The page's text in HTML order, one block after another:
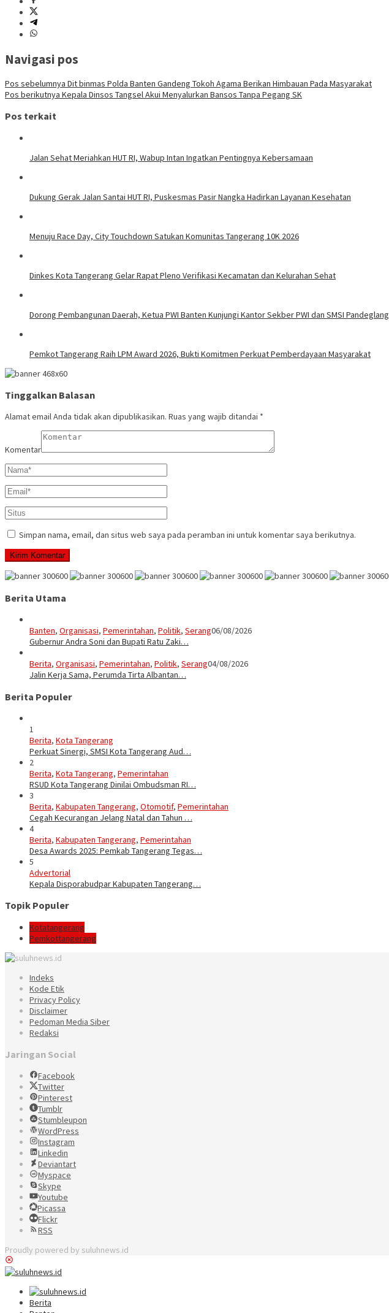
Navigasi pos
Pos sebelumnya Dit binmas Polda Banten Gandeng Tokoh Agama Berikan Himbauan Pada Masyarakat
Pos berikutnya Kepala Dinsos Tangsel Akui Menyalurkan Bansos Tanpa Pegang SK
Pos terkait
Jalan Sehat Meriahkan HUT RI, Wabup Intan Ingatkan Pentingnya Kebersamaan
Dukung Gerak Jalan Santai HUT RI, Puskesmas Pasir Nangka Hadirkan Layanan Kesehatan
Menuju Race Day, City Touchdown Satukan Komunitas Tangerang 10K 2026
Dinkes Kota Tangerang Gelar Rapat Pleno Verifikasi Kecamatan dan Kelurahan Sehat
Dorong Pembangunan Daerah, Ketua PWI Banten Kunjungi Kantor Sekber PWI dan SMSI Pandeglang
Pemkot Tangerang Raih LPM Award 2026, Bukti Komitmen Perkuat Pemberdayaan Masyarakat
Tinggalkan Balasan
Alamat email Anda tidak akan dipublikasikan. Ruas yang wajib ditandai *
Komentar
Simpan nama, email, dan situs web saya pada peramban ini untuk komentar saya berikutnya.
Berita Utama
Banten, Organisasi, Pemerintahan, Politik, Serang06/08/2026
Gubernur Andra Soni dan Bupati Ratu Zaki…
Berita, Organisasi, Pemerintahan, Politik, Serang04/08/2026
Jalin Kerja Sama, Perumda Tirta Albantan…
Berita Populer
1
Berita, Kota Tangerang
Perkuat Sinergi, SMSI Kota Tangerang Aud…
2
Berita, Kota Tangerang, Pemerintahan
RSUD Kota Tangerang Dinilai Ombudsman RI…
3
Berita, Kabupaten Tangerang, Otomotif, Pemerintahan
Cegah Kecurangan Jelang Natal dan Tahun …
4
Berita, Kabupaten Tangerang, Pemerintahan
Desa Awards 2025: Pemkab Tangerang Tegas…
5
Advertorial
Kepala Disporabudpar Kabupaten Tangerang…
Topik Populer
Kotatangerang
Pemkottangerang
Indeks
Kode Etik
Privacy Policy
Disclaimer
Pedoman Media Siber
Redaksi
Jaringan Social
Facebook
Twitter
Pinterest
Tumblr
Stumbleupon
WordPress
Instagram
Linkedin
Deviantart
Myspace
Skype
Youtube
Picassa
Flickr
RSS
Proudly powered by suluhnews.id
Berita